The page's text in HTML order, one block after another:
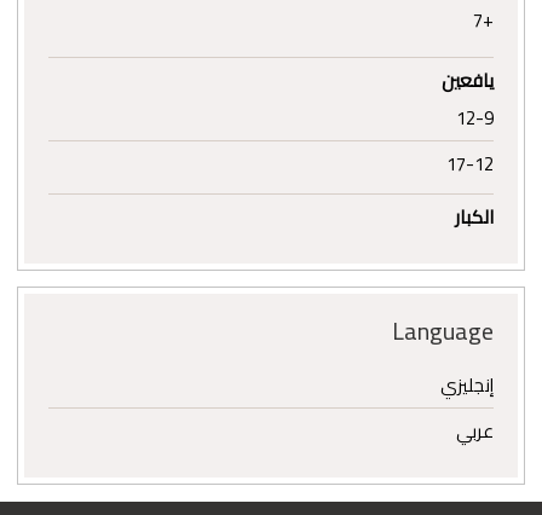
+7
يافعين
12-9
17-12
الكبار
Language
إنجليزي
عربي